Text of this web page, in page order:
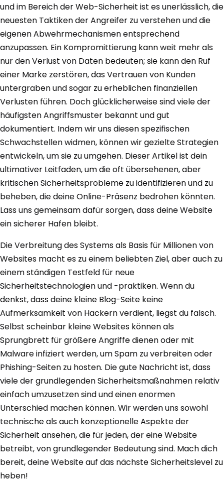
und im Bereich der Web-Sicherheit ist es unerlässlich, die
neuesten Taktiken der Angreifer zu verstehen und die
eigenen Abwehrmechanismen entsprechend
anzupassen. Ein Kompromittierung kann weit mehr als
nur den Verlust von Daten bedeuten; sie kann den Ruf
einer Marke zerstören, das Vertrauen von Kunden
untergraben und sogar zu erheblichen finanziellen
Verlusten führen. Doch glücklicherweise sind viele der
häufigsten Angriffsmuster bekannt und gut
dokumentiert. Indem wir uns diesen spezifischen
Schwachstellen widmen, können wir gezielte Strategien
entwickeln, um sie zu umgehen. Dieser Artikel ist dein
ultimativer Leitfaden, um die oft übersehenen, aber
kritischen Sicherheitsprobleme zu identifizieren und zu
beheben, die deine Online-Präsenz bedrohen könnten.
Lass uns gemeinsam dafür sorgen, dass deine Website
ein sicherer Hafen bleibt.
Die Verbreitung des Systems als Basis für Millionen von
Websites macht es zu einem beliebten Ziel, aber auch zu
einem ständigen Testfeld für neue
Sicherheitstechnologien und -praktiken. Wenn du
denkst, dass deine kleine Blog-Seite keine
Aufmerksamkeit von Hackern verdient, liegst du falsch.
Selbst scheinbar kleine Websites können als
Sprungbrett für größere Angriffe dienen oder mit
Malware infiziert werden, um Spam zu verbreiten oder
Phishing-Seiten zu hosten. Die gute Nachricht ist, dass
viele der grundlegenden Sicherheitsmaßnahmen relativ
einfach umzusetzen sind und einen enormen
Unterschied machen können. Wir werden uns sowohl
technische als auch konzeptionelle Aspekte der
Sicherheit ansehen, die für jeden, der eine Website
betreibt, von grundlegender Bedeutung sind. Mach dich
bereit, deine Website auf das nächste Sicherheitslevel zu
heben!